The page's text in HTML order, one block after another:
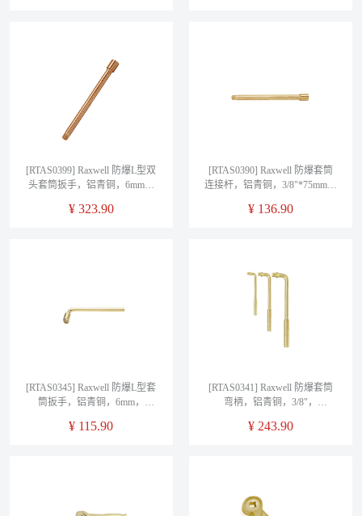
[RTAS0399] Raxwell 防爆L型双
头套筒扳手，铝青铜，6mm，
¥ 323.90
[RTAS0390] Raxwell 防爆套筒
连接杆，铝青铜，3/8"*75mm，
¥ 136.90
[RTAS0345] Raxwell 防爆L型套
筒扳手，铝青铜，6mm，
¥ 115.90
[RTAS0341] Raxwell 防爆套筒
弯柄，铝青铜，3/8"，
¥ 243.90